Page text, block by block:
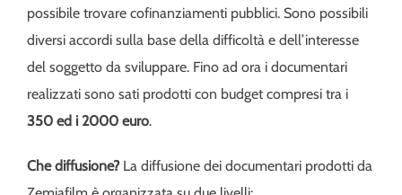
possibile trovare cofinanziamenti pubblici. Sono possibili
diversi accordi sulla base della difficoltà e dell’interesse
del soggetto da sviluppare. Fino ad ora i documentari
realizzati sono sati prodotti con budget compresi tra i
350 ed i 2000 euro.
Che diffusione?La diffusione dei documentari prodotti da